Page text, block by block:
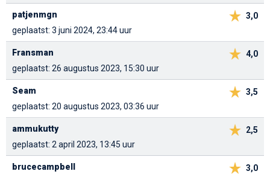
3,0
patjenmgn
geplaatst: 3 juni 2024, 23:44 uur
4,0
Fransman
geplaatst: 26 augustus 2023, 15:30 uur
3,5
Seam
geplaatst: 20 augustus 2023, 03:36 uur
2,5
ammukutty
geplaatst: 2 april 2023, 13:45 uur
3,0
brucecampbell